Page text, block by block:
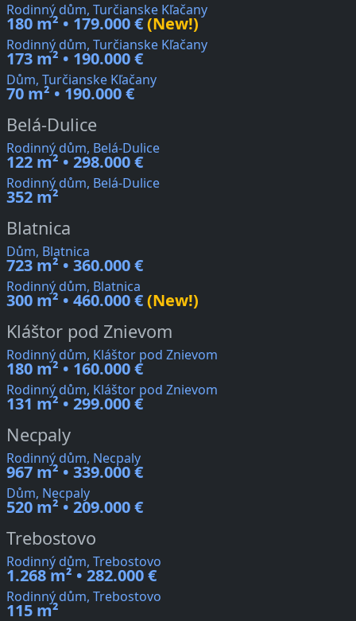
Rodinný dům, Turčianske Kľačany
180 m² • 179.000 €(New!)
Rodinný dům, Turčianske Kľačany
173 m² • 190.000 €
Dům, Turčianske Kľačany
70 m² • 190.000 €
Belá-Dulice
Rodinný dům, Belá-Dulice
122 m² • 298.000 €
Rodinný dům, Belá-Dulice
352 m²
Blatnica
Dům, Blatnica
723 m² • 360.000 €
Rodinný dům, Blatnica
300 m² • 460.000 €(New!)
Kláštor pod Znievom
Rodinný dům, Kláštor pod Znievom
180 m² • 160.000 €
Rodinný dům, Kláštor pod Znievom
131 m² • 299.000 €
Necpaly
Rodinný dům, Necpaly
967 m² • 339.000 €
Dům, Necpaly
520 m² • 209.000 €
Trebostovo
Rodinný dům, Trebostovo
1.268 m² • 282.000 €
Rodinný dům, Trebostovo
115 m²